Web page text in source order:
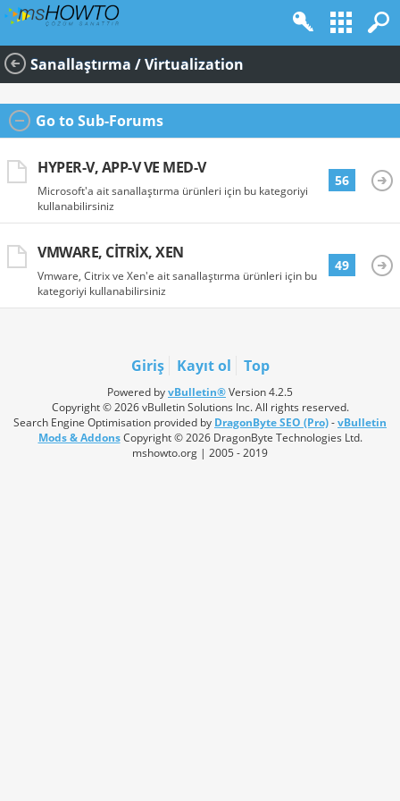
Sanallaştırma / Virtualization
Go to Sub-Forums
HYPER-V, APP-V VE MED-V
Microsoft'a ait sanallaştırma ürünleri için bu kategoriyi
kullanabilirsiniz
56
VMWARE, CITRIX, XEN
Vmware, Citrix ve Xen'e ait sanallaştırma ürünleri için bu
kategoriyi kullanabilirsiniz
49
Giriş Kayıt ol Top
Powered byvBulletin®Version 4.2.5
Copyright © 2026 vBulletin Solutions Inc. All rights reserved.
Search Engine Optimisation provided by DragonByte SEO (Pro)-vBulletin
Mods & AddonsCopyright © 2026 DragonByte Technologies Ltd.
mshowto.org | 2005 - 2019